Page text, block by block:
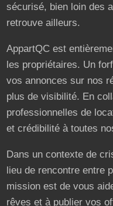
sécurisé, bien loin des
retrouve ailleurs.
AppartQC est
les propriétaires. Un
vos annonces sur nos
plus de visibilité. En
professionnelles de
et crédibilité à toutes
Dans un contexte de
lieu de rencontre entre
mission est de vous
rêves et à publier vos